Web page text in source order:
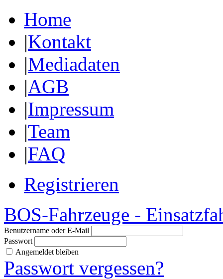
Home
|Kontakt
|Mediadaten
|AGB
|Impressum
|Team
|FAQ
Registrieren
BOS-Fahrzeuge -
Benutzername oder E-Mail
Passwort
Angemeldet bleiben
Passwort vergessen?